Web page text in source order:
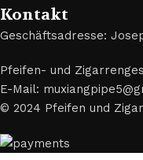
Kontakt
Geschäftsadresse:
Pfeifen- und
E-Mail:
© 2024 Pfeifen und